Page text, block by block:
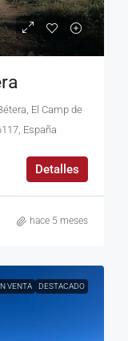
El Camp de
España
Detalles
hace 5 meses
VENTA DESTACADO